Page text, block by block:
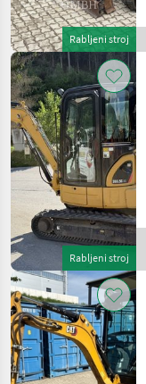
Kubota
Bobcat
Wacker
Rhinoceros
Prikaži
vse
(37)
MODEL
301.8-
05
MARKETPLACE
Rabljeni stroj
Rabljeni stroj